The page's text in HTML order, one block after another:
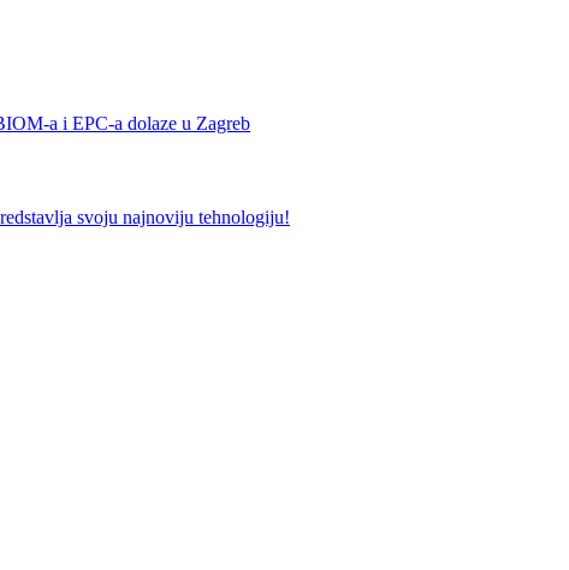
a i EPC-a dolaze u Zagreb
svoju najnoviju tehnologiju!